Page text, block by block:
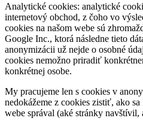
Analytické cookies: analytické
internetový obchod, z čoho vo
cookies na našom webe sú
Google Inc., ktorá následne tieto
anonymizácii už nejde o osobné
cookies nemožno priradiť
konkrétnej osobe.
My pracujeme len s cookies v
nedokážeme z cookies zistiť, ako
webe správal (aké stránky navštívil,